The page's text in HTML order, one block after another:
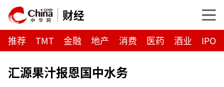
财经
推荐 TMT 金融 地产 消费 医药 酒业 IPO
汇源果汁报恩国中水务